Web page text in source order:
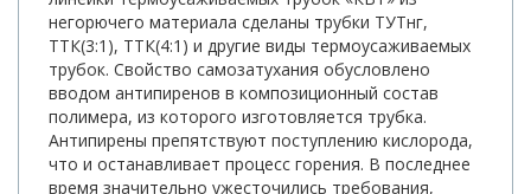
негорючего материала сделаны трубки ТУТнг,
ТТК(3:1), ТТК(4:1) и другие виды термоусаживаемых
трубок. Свойство самозатухания обусловлено
вводом антипиренов в композиционный состав
полимера, из которого изготовляется трубка.
Антипирены препятствуют поступлению кислорода,
что и останавливает процесс горения. В последнее
время значительно ужесточились требования,